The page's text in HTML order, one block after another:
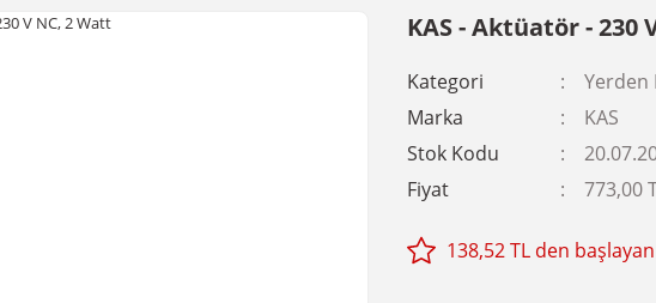
KAS - Aktüatör - 230
Kategori
Yerden
Marka
KAS
Stok Kodu
Fiyat
773,00
138,52 TL den